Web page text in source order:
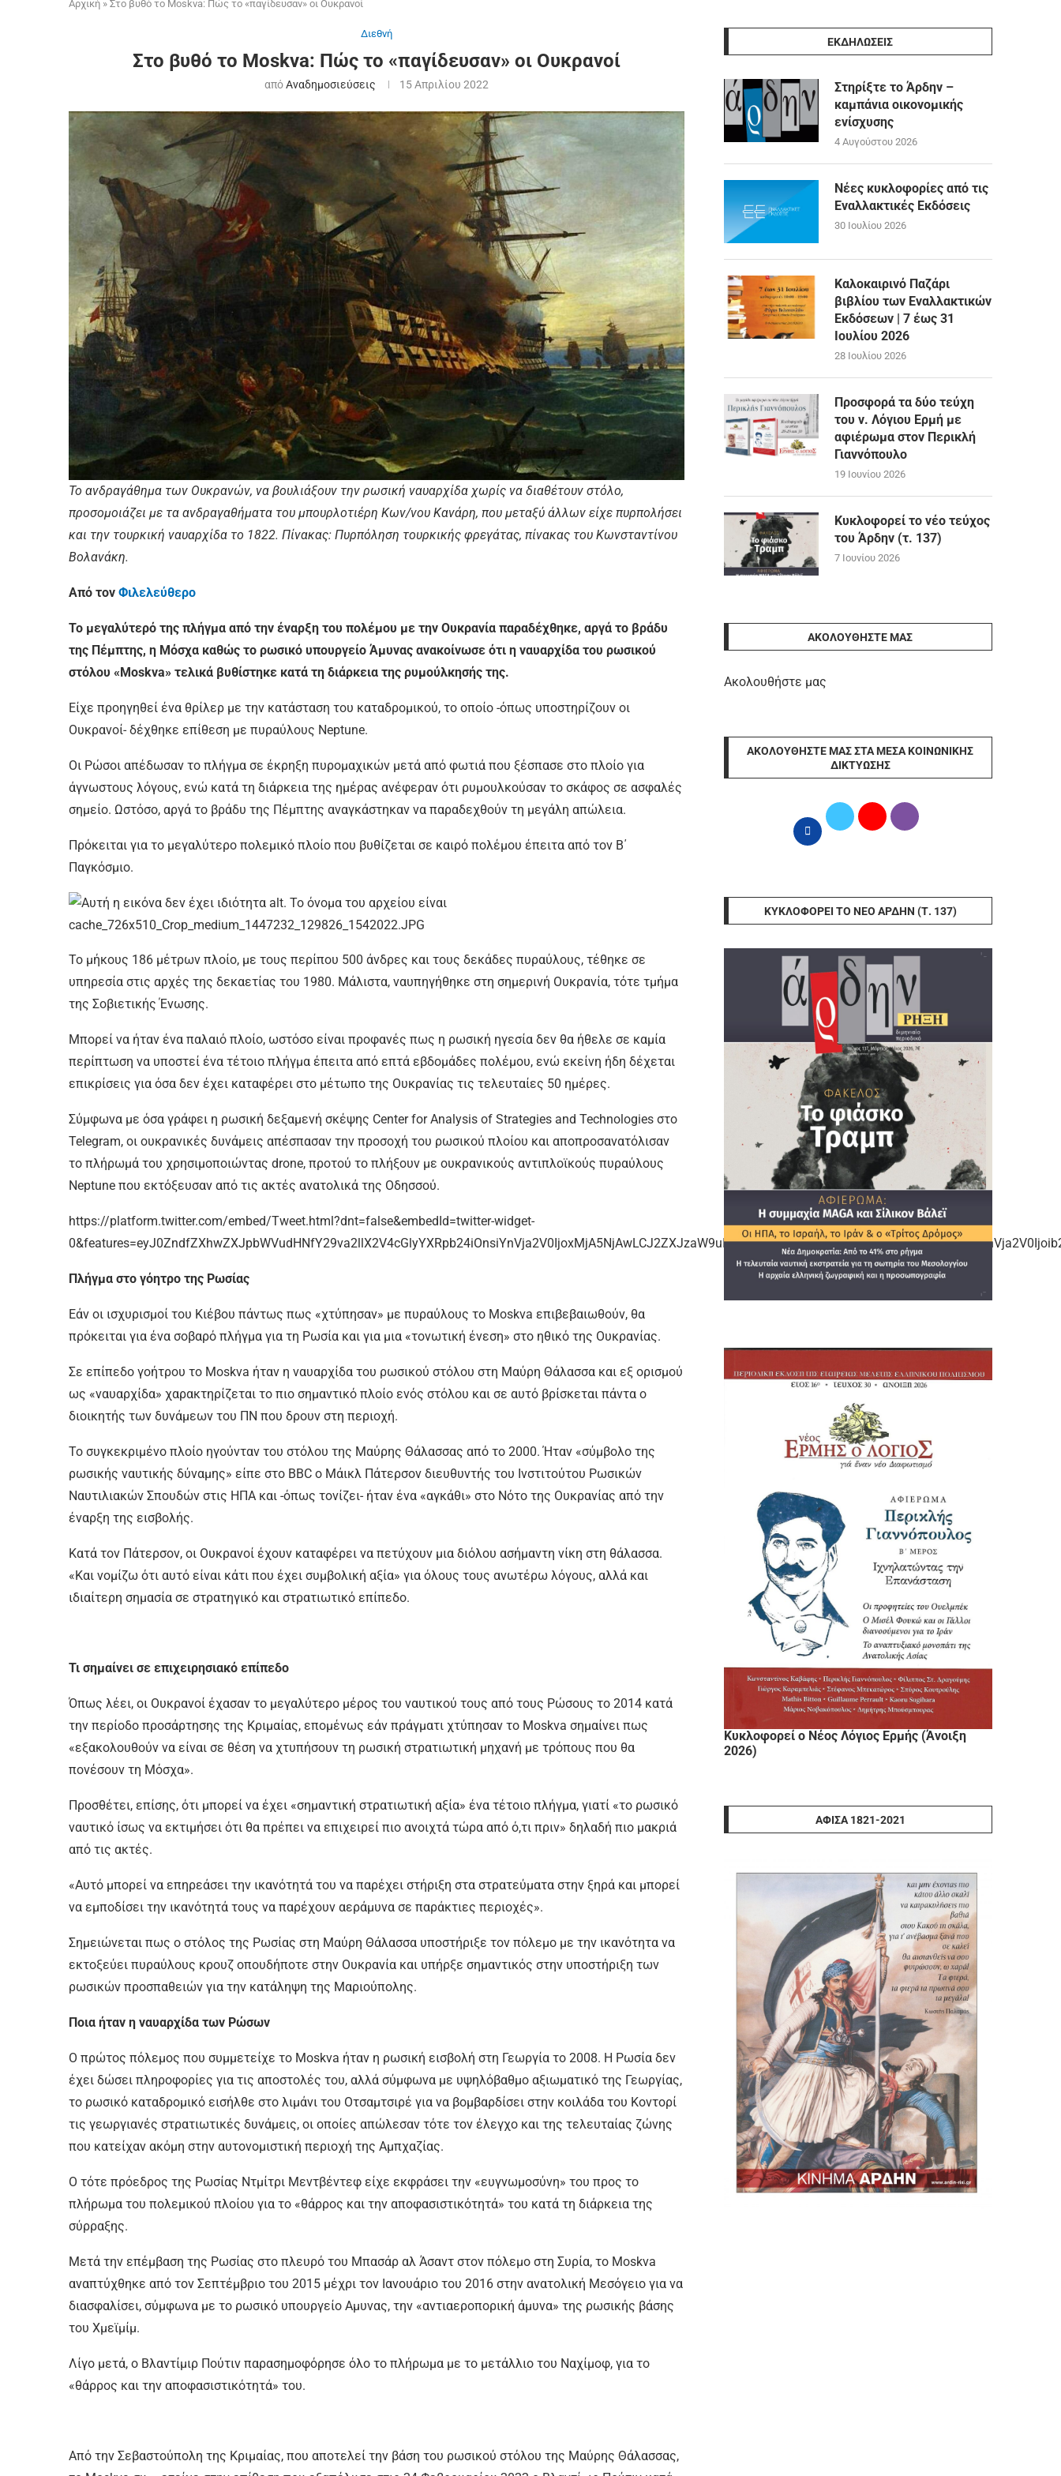
Αρχική » Στο βυθό το Moskva: Πώς το «παγίδευσαν» οι Ουκρανοί
Διεθνή
Στο βυθό το Moskva: Πώς το «παγίδευσαν» οι Ουκρανοί
απόΑναδημοσιεύσεις 15 Απριλίου 2022
Το ανδραγάθημα των Ουκρανών, να βουλιάξουν την ρωσική ναυαρχίδα χωρίς να διαθέτουν στόλο,
προσομοιάζει με τα ανδραγαθήματα του μπουρλοτιέρη Κων/νου Κανάρη, που μεταξύ άλλων είχε πυρπολήσει
και την τουρκική ναυαρχίδα το 1822. Πίνακας: Πυρπόληση τουρκικής φρεγάτας, πίνακας του Κωνσταντίνου
Βολανάκη.
Από τον Φιλελεύθερο
Το μεγαλύτερό της πλήγμα από την έναρξη του πολέμου με την Ουκρανία παραδέχθηκε, αργά το βράδυ
της Πέμπτης, η Μόσχα καθώς το ρωσικό υπουργείο Άμυνας ανακοίνωσε ότι η ναυαρχίδα του ρωσικού
στόλου «Moskva» τελικά βυθίστηκε κατά τη διάρκεια της ρυμούλκησής της.
Είχε προηγηθεί ένα θρίλερ με την κατάσταση του καταδρομικού, το οποίο -όπως υποστηρίζουν οι
Ουκρανοί- δέχθηκε επίθεση με πυραύλους Neptune.
Οι Ρώσοι απέδωσαν το πλήγμα σε έκρηξη πυρομαχικών μετά από φωτιά που ξέσπασε στο πλοίο για
άγνωστους λόγους, ενώ κατά τη διάρκεια της ημέρας ανέφεραν ότι ρυμουλκούσαν το σκάφος σε ασφαλές
σημείο. Ωστόσο, αργά το βράδυ της Πέμπτης αναγκάστηκαν να παραδεχθούν τη μεγάλη απώλεια.
Πρόκειται για το μεγαλύτερο πολεμικό πλοίο που βυθίζεται σε καιρό πολέμου έπειτα από τον Β΄
Παγκόσμιο.
Το μήκους 186 μέτρων πλοίο, με τους περίπου 500 άνδρες και τους δεκάδες πυραύλους, τέθηκε σε
υπηρεσία στις αρχές της δεκαετίας του 1980. Μάλιστα, ναυπηγήθηκε στη σημερινή Ουκρανία, τότε τμήμα
της Σοβιετικής Ένωσης.
Μπορεί να ήταν ένα παλαιό πλοίο, ωστόσο είναι προφανές πως η ρωσική ηγεσία δεν θα ήθελε σε καμία
περίπτωση να υποστεί ένα τέτοιο πλήγμα έπειτα από επτά εβδομάδες πολέμου, ενώ εκείνη ήδη δέχεται
επικρίσεις για όσα δεν έχει καταφέρει στο μέτωπο της Ουκρανίας τις τελευταίες 50 ημέρες.
Σύμφωνα με όσα γράφει η ρωσική δεξαμενή σκέψης Center for Analysis of Strategies and Technologies στο
Telegram, οι ουκρανικές δυνάμεις απέσπασαν την προσοχή του ρωσικού πλοίου και αποπροσανατόλισαν
το πλήρωμά του χρησιμοποιώντας drone, προτού το πλήξουν με ουκρανικούς αντιπλοϊκούς πυραύλους
Neptune που εκτόξευσαν από τις ακτές ανατολικά της Οδησσού.
https://platform.twitter.com/embed/Tweet.html?dnt=false&embedId=twitter-widget-
Πλήγμα στο γόητρο της Ρωσίας
Εάν οι ισχυρισμοί του Κιέβου πάντως πως «χτύπησαν» με πυραύλους το Moskva επιβεβαιωθούν, θα
πρόκειται για ένα σοβαρό πλήγμα για τη Ρωσία και για μια «τονωτική ένεση» στο ηθικό της Ουκρανίας.
Σε επίπεδο γοήτρου το Moskva ήταν η ναυαρχίδα του ρωσικού στόλου στη Μαύρη Θάλασσα και εξ ορισμού
ως «ναυαρχίδα» χαρακτηρίζεται το πιο σημαντικό πλοίο ενός στόλου και σε αυτό βρίσκεται πάντα ο
διοικητής των δυνάμεων του ΠΝ που δρουν στη περιοχή.
Το συγκεκριμένο πλοίο ηγούνταν του στόλου της Μαύρης Θάλασσας από το 2000. Ήταν «σύμβολο της
ρωσικής ναυτικής δύναμης» είπε στο BBC ο Μάικλ Πάτερσον διευθυντής του Ινστιτούτου Ρωσικών
Ναυτιλιακών Σπουδών στις ΗΠΑ και -όπως τονίζει- ήταν ένα «αγκάθι» στο Νότο της Ουκρανίας από την
έναρξη της εισβολής.
Κατά τον Πάτερσον, οι Ουκρανοί έχουν καταφέρει να πετύχουν μια διόλου ασήμαντη νίκη στη θάλασσα.
«Και νομίζω ότι αυτό είναι κάτι που έχει συμβολική αξία» για όλους τους ανωτέρω λόγους, αλλά και
ιδιαίτερη σημασία σε στρατηγικό και στρατιωτικό επίπεδο.
Τι σημαίνει σε επιχειρησιακό επίπεδο
Όπως λέει, οι Ουκρανοί έχασαν το μεγαλύτερο μέρος του ναυτικού τους από τους Ρώσους το 2014 κατά
την περίοδο προσάρτησης της Κριμαίας, επομένως εάν πράγματι χτύπησαν το Moskva σημαίνει πως
«εξακολουθούν να είναι σε θέση να χτυπήσουν τη ρωσική στρατιωτική μηχανή με τρόπους που θα
πονέσουν τη Μόσχα».
Προσθέτει, επίσης, ότι μπορεί να έχει «σημαντική στρατιωτική αξία» ένα τέτοιο πλήγμα, γιατί «το ρωσικό
ναυτικό ίσως να εκτιμήσει ότι θα πρέπει να επιχειρεί πιο ανοιχτά τώρα από ό,τι πριν» δηλαδή πιο μακριά
από τις ακτές.
«Αυτό μπορεί να επηρεάσει την ικανότητά του να παρέχει στήριξη στα στρατεύματα στην ξηρά και μπορεί
να εμποδίσει την ικανότητά τους να παρέχουν αεράμυνα σε παράκτιες περιοχές».
Σημειώνεται πως o στόλος της Ρωσίας στη Μαύρη Θάλασσα υποστήριξε τον πόλεμο με την ικανότητα να
εκτοξεύει πυραύλους κρουζ οπουδήποτε στην Ουκρανία και υπήρξε σημαντικός στην υποστήριξη των
ρωσικών προσπαθειών για την κατάληψη της Μαριούπολης.
Ποια ήταν η ναυαρχίδα των Ρώσων
Ο πρώτος πόλεμος που συμμετείχε το Moskva ήταν η ρωσική εισβολή στη Γεωργία το 2008. Η Ρωσία δεν
έχει δώσει πληροφορίες για τις αποστολές του, αλλά σύμφωνα με υψηλόβαθμο αξιωματικό της Γεωργίας,
το ρωσικό καταδρομικό εισήλθε στο λιμάνι του Οτσαμτσιρέ για να βομβαρδίσει στην κοιλάδα του Κοντορί
τις γεωργιανές στρατιωτικές δυνάμεις, οι οποίες απώλεσαν τότε τον έλεγχο και της τελευταίας ζώνης
που κατείχαν ακόμη στην αυτονομιστική περιοχή της Αμπχαζίας.
Ο τότε πρόεδρος της Ρωσίας Ντμίτρι Μεντβέντεφ είχε εκφράσει την «ευγνωμοσύνη» του προς το
πλήρωμα του πολεμικού πλοίου για το «θάρρος και την αποφασιστικότητά» του κατά τη διάρκεια της
σύρραξης.
Μετά την επέμβαση της Ρωσίας στο πλευρό του Μπασάρ αλ Άσαντ στον πόλεμο στη Συρία, το Moskva
αναπτύχθηκε από τον Σεπτέμβριο του 2015 μέχρι τον Ιανουάριο του 2016 στην ανατολική Μεσόγειο για να
διασφαλίσει, σύμφωνα με το ρωσικό υπουργείο Αμυνας, την «αντιαεροπορική άμυνα» της ρωσικής βάσης
του Χμεϊμίμ.
Λίγο μετά, ο Βλαντίμιρ Πούτιν παρασημοφόρησε όλο το πλήρωμα με το μετάλλιο του Ναχίμοφ, για το
«θάρρος και την αποφασιστικότητά» του.
Από την Σεβαστούπολη της Κριμαίας, που αποτελεί την βάση του ρωσικού στόλου της Μαύρης Θάλασσας,
ΕΚΔΗΛΩΣΕΙΣ
Στηρίξτε το Άρδην –
καμπάνια οικονομικής
ενίσχυσης
4 Αυγούστου 2026
Νέες κυκλοφορίες από τις
Εναλλακτικές Εκδόσεις
30 Ιουλίου 2026
Καλοκαιρινό Παζάρι
βιβλίου των Εναλλακτικών
Εκδόσεων | 7 έως 31
Ιουλίου 2026
28 Ιουλίου 2026
Προσφορά τα δύο τεύχη
του ν. Λόγιου Ερμή με
αφιέρωμα στον Περικλή
Γιαννόπουλο
19 Ιουνίου 2026
Κυκλοφορεί το νέο τεύχος
του Άρδην (τ. 137)
7 Ιουνίου 2026
ΑΚΟΛΟΥΘΉΣΤΕ ΜΑΣ
Ακολουθήστε μας
ΑΚΟΛΟΥΘΉΣΤΕ ΜΑΣ ΣΤΑ ΜΈΣΑ ΚΟΙΝΩΝΙΚΉΣ
ΔΙΚΤΎΩΣΗΣ
ΚΥΚΛΟΦΟΡΕΊ ΤΟ ΝΈΟ ΆΡΔΗΝ (Τ. 137)
Κυκλοφορεί ο Νέος Λόγιος Ερμής (Άνοιξη
2026)
ΑΦΊΣΑ 1821-2021